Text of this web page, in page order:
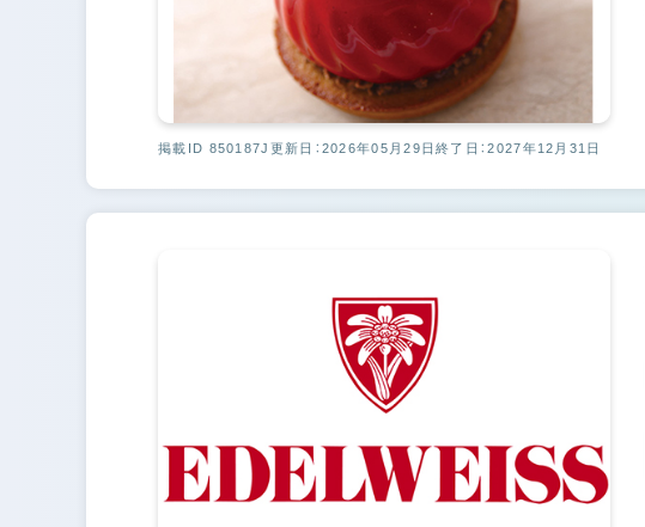
掲載ID 850187J 更新日：2026年05月29日終了日：2027年12月31日